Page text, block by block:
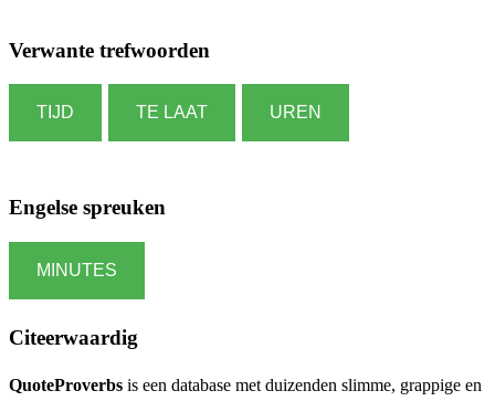
Verwante trefwoorden
TIJD TE LAAT UREN
Engelse spreuken
MINUTES
Citeerwaardig
QuoteProverbs is een database met duizenden slimme, grappige en